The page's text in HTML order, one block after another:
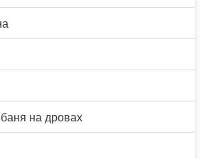
на дровах